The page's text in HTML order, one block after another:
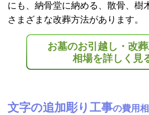
にも、納骨堂に納める、散骨、樹
さまざまな改葬方法があります。
お墓のお引越し・改
相場を詳しく見
文字の追加彫り工事の費用